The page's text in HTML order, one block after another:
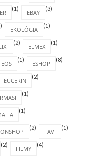
(1)
EBAY
(3)
EKOLÓGIA
(1)
(2)
ELMEX
(1)
EOS
(1)
ESHOP
(8)
EUCERIN
(2)
(1)
(1)
(2)
FAVI
(1)
(2)
FILMY
(4)